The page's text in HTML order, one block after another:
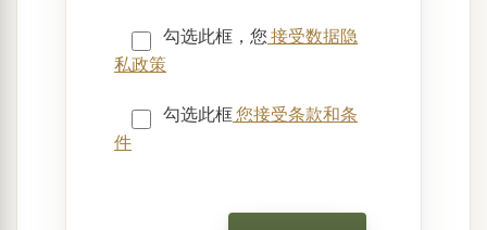
勾选此框，您接受数据隐
私政策
勾选此框您接受条款和条
件